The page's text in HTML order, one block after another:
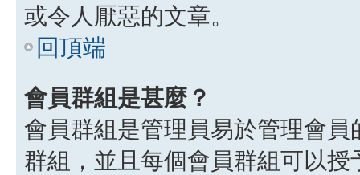
或令人厭惡的文章。
回頂端
會員群組是甚麼？
會員群組是管理員易於管理會
群組，並且每個會員群組可以